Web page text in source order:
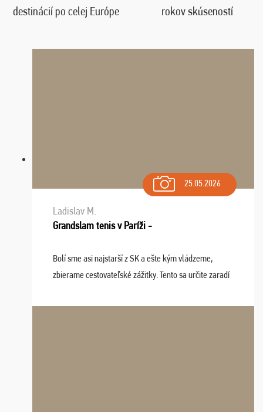
destinácií po celej Európe rokov skúseností
25.05.2026
Ladislav M.
Grandslam tenis v Paríži -
Bolí sme asi najstarší z SK a ešte kým vládzeme,
zbierame cestovateľské zážitky. Tento sa určite zaradí
osudu - pohodový šefík Meďo, dobrá parti ...